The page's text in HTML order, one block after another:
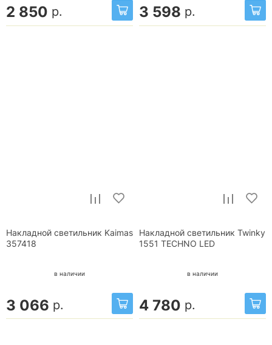
2 850 р. 3 598 р.
Накладной светильник Kaimas
357418
в наличии
3 066 р.
Накладной светильник Twinky
1551 TECHNO LED
в наличии
4 780 р.